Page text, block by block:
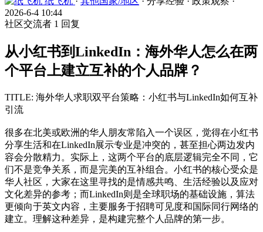
2026-6-4 10:44
社区交流者 1 回复
从小红书到LinkedIn：海外华人怎么在两
个平台上建立互补的个人品牌？
TITLE: 海外华人求职双平台策略：小红书与LinkedIn如何互补
引流
很多在北美或欧洲的华人朋友常陷入一个误区，觉得在小红书
分享生活和在LinkedIn展示专业是冲突的，甚至担心两边发内
容会分散精力。实际上，这两个平台的底层逻辑完全不同，它
们不是竞争关系，而是完美的互补组合。小红书的核心受众是
华人社区，大家在这里寻找的是情感共鸣、生活经验以及应对
文化差异的参考；而LinkedIn则是全球职场的基础设施，算法
更倾向于英文内容，主要服务于招聘可见度和国际同行网络的
建立。理解这种差异，是构建完整个人品牌的第一步。